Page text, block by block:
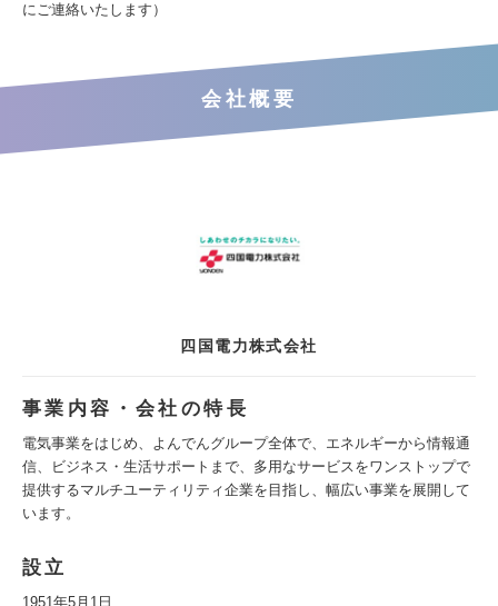
にご連絡いたします）
会社概要
四国電力株式会社
事業内容・会社の特長
電気事業をはじめ、よんでんグループ全体で、エネルギーから情報通
信、ビジネス・生活サポートまで、多用なサービスをワンストップで
提供するマルチユーティリティ企業を目指し、幅広い事業を展開して
います。
設立
1951年5月1日